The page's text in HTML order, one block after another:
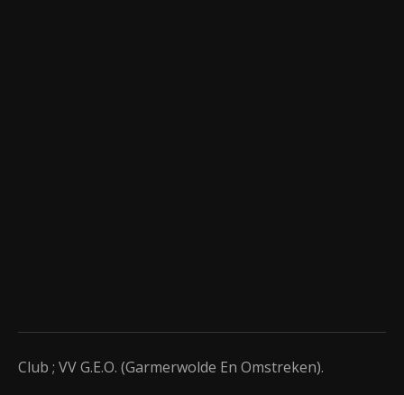
Club ; VV G.E.O. (Garmerwolde En Omstreken).